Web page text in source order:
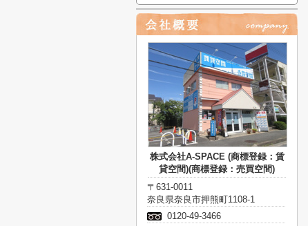
株式会社A-SPACE (商標登録：賃
貸空間)(商標登録：売買空間)
〒631-0011
奈良県奈良市押熊町1108-1
0120-49-3466